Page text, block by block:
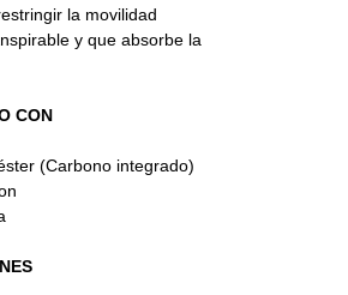
la movilidad
y que absorbe la
CON
(Carbono integrado)